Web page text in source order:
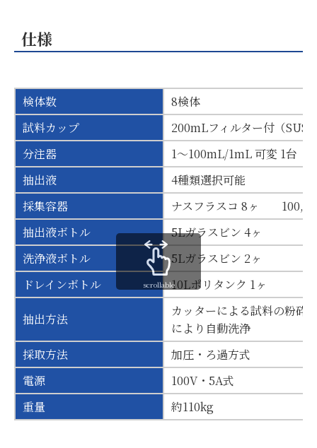
仕様
検体数
8検体
試料カップ
200mLフィルター付（
分注器
1～100mL/1mL 可変 1台
抽出液
4種類選択可能
採集容器
ナスフラスコ 8ヶ
抽出液ボトル
5Lガラスビン 4ヶ
洗浄液ボトル
5Lガラスビン 2ヶ
ドレインボトル
10Lポリタンク 1ヶ
抽出方法
カッターによる試料の粉
により自動洗浄
採取方法
加圧・ろ過方式
電源
100V・5A式
重量
約110kg
scrollable